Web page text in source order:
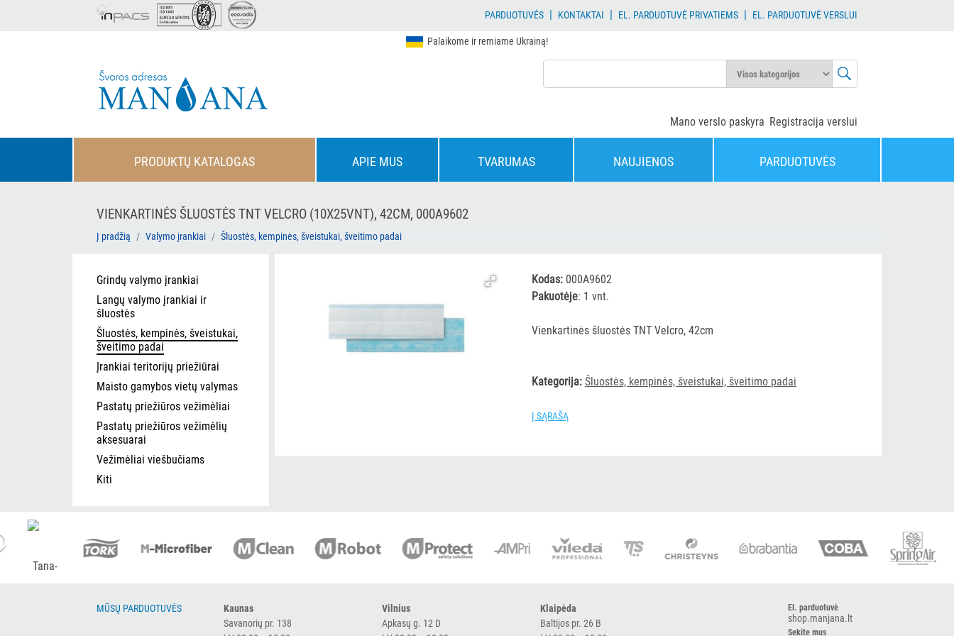
PARDUOTUVĖS| KONTAKTAI | EL. PARDUOTUVĖ PRIVATIEMS| EL. PARDUOTUVĖ VERSLUI
Palaikome ir remiame Ukrainą!
Registracija verslui
Mano verslo paskyra
PRODUKTŲ KATALOGAS APIE MUS TVARUMAS NAUJIENOS PARDUOTUVĖS
VIENKARTINĖS ŠLUOSTĖS TNT VELCRO (10X25VNT), 42CM, 000A9602
Į pradžią Valymo įrankiai Šluostės, kempinės, šveistukai, šveitimo padai
Grindų valymo įrankiai
Langų valymo įrankiai ir
šluostės
Šluostės, kempinės, šveistukai,
šveitimo padai
Įrankiai teritorijų priežiūrai
Maisto gamybos vietų valymas
Pastatų priežiūros vežimėliai
Pastatų priežiūros vežimėlių
aksesuarai
Vežimėliai viešbučiams
Kiti
Kodas: 000A9602
Pakuotėje: 1 vnt.
Vienkartinės šluostės TNT Velcro, 42cm
Kategorija: Šluostės, kempinės, šveistukai, šveitimo padai
Į SĄRAŠĄ
MŪSŲ PARDUOTUVĖS
Kaunas
Savanorių pr. 138
Vilnius
Apkasų g. 12 D
Klaipėda
Baltijos pr. 26 B
El. parduotuvė
shop.manjana.lt
Sekite mus